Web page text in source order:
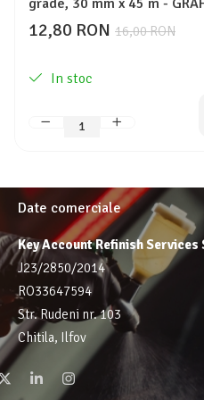
grade, 30 mm x 45 m -
AUTO
16,00 RON
12,80 RON
In stoc
Date comerciale
Key Account Refinish Services
J23/2850/2014
RO33647594
Str. Rudeni nr. 103
Chitila, Ilfov